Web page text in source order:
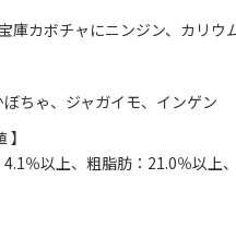
庫カボチャにニンジン、カリ
ちゃ、ジャガイモ、インゲン
】
％以上、粗脂肪：21.0％以上